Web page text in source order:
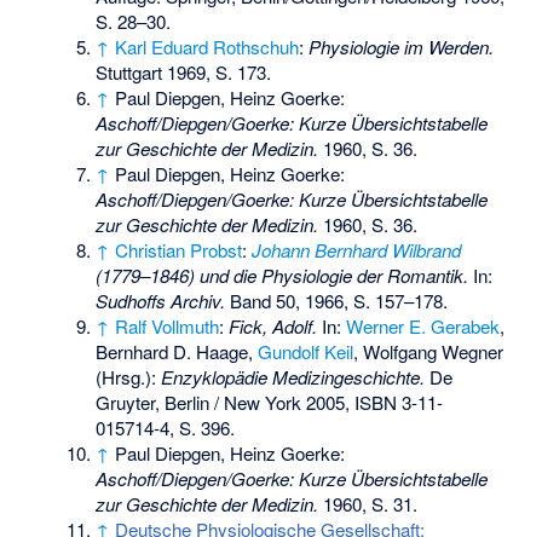
S. 28–30.
↑ Karl Eduard Rothschuh: Physiologie im Werden.
Stuttgart 1969, S. 173.
↑ Paul Diepgen, Heinz Goerke:
Aschoff/Diepgen/Goerke: Kurze Übersichtstabelle
zur Geschichte der Medizin. 1960, S. 36.
↑ Paul Diepgen, Heinz Goerke:
Aschoff/Diepgen/Goerke: Kurze Übersichtstabelle
zur Geschichte der Medizin. 1960, S. 36.
↑ Christian Probst:Johann Bernhard Wilbrand
(1779–1846) und die Physiologie der Romantik. In:
Sudhoffs Archiv. Band 50, 1966, S. 157–178.
↑ Ralf Vollmuth: Fick, Adolf. In:Werner E. Gerabek,
Bernhard D. Haage,Gundolf Keil, Wolfgang Wegner
(Hrsg.): Enzyklopädie Medizingeschichte. De
Gruyter, Berlin / New York 2005, ISBN 3-11-
015714-4, S. 396.
↑ Paul Diepgen, Heinz Goerke:
Aschoff/Diepgen/Goerke: Kurze Übersichtstabelle
zur Geschichte der Medizin. 1960, S. 31.
↑ Deutsche Physiologische Gesellschaft: